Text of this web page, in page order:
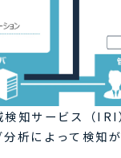
知サービス（
析によって検知が